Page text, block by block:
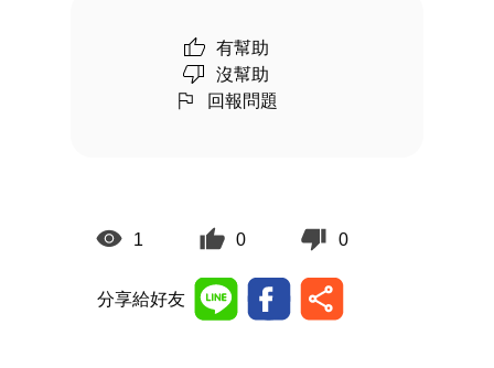
有幫助
沒幫助
回報問題
1 0 0
分享給好友